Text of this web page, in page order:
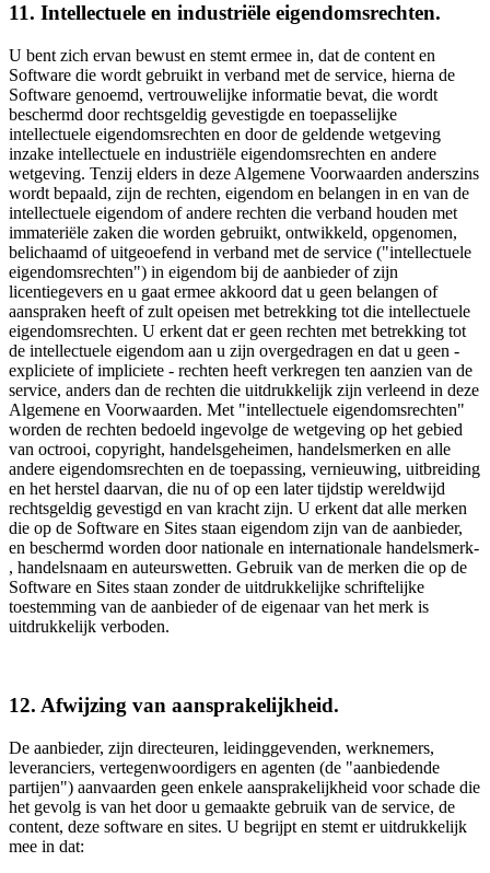
11. Intellectuele en industriële eigendomsrechten.
U bent zich ervan bewust en stemt ermee in, dat de content en
Software die wordt gebruikt in verband met de service, hierna de
Software genoemd, vertrouwelijke informatie bevat, die wordt
beschermd door rechtsgeldig gevestigde en toepasselijke
intellectuele eigendomsrechten en door de geldende wetgeving
inzake intellectuele en industriële eigendomsrechten en andere
wetgeving. Tenzij elders in deze Algemene Voorwaarden anderszins
wordt bepaald, zijn de rechten, eigendom en belangen in en van de
intellectuele eigendom of andere rechten die verband houden met
immateriële zaken die worden gebruikt, ontwikkeld, opgenomen,
belichaamd of uitgeoefend in verband met de service ("intellectuele
eigendomsrechten") in eigendom bij de aanbieder of zijn
licentiegevers en u gaat ermee akkoord dat u geen belangen of
aanspraken heeft of zult opeisen met betrekking tot die intellectuele
eigendomsrechten. U erkent dat er geen rechten met betrekking tot
de intellectuele eigendom aan u zijn overgedragen en dat u geen -
expliciete of impliciete - rechten heeft verkregen ten aanzien van de
service, anders dan de rechten die uitdrukkelijk zijn verleend in deze
Algemene en Voorwaarden. Met "intellectuele eigendomsrechten"
worden de rechten bedoeld ingevolge de wetgeving op het gebied
van octrooi, copyright, handelsgeheimen, handelsmerken en alle
andere eigendomsrechten en de toepassing, vernieuwing, uitbreiding
en het herstel daarvan, die nu of op een later tijdstip wereldwijd
rechtsgeldig gevestigd en van kracht zijn. U erkent dat alle merken
die op de Software en Sites staan eigendom zijn van de aanbieder,
en beschermd worden door nationale en internationale handelsmerk-
, handelsnaam en auteurswetten. Gebruik van de merken die op de
Software en Sites staan zonder de uitdrukkelijke schriftelijke
toestemming van de aanbieder of de eigenaar van het merk is
uitdrukkelijk verboden.
12. Afwijzing van aansprakelijkheid.
De aanbieder, zijn directeuren, leidinggevenden, werknemers,
leveranciers, vertegenwoordigers en agenten (de "aanbiedende
partijen") aanvaarden geen enkele aansprakelijkheid voor schade die
het gevolg is van het door u gemaakte gebruik van de service, de
content, deze software en sites. U begrijpt en stemt er uitdrukkelijk
mee in dat: